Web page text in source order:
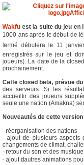
Wakfu est la suite du jeu en
1000 ans après le début de
fermé débutera le 11
enregistrés sur le jeu et
joueurs). La date de la
prochainement.
Cette closed beta, prévue
des serveurs. Si les
accueillir des joueurs
seule une nation (Amakna)
Nouveautés de cette version
- réorganisation des nations
- ajout de plusieurs aspects
changements de climat,
- retour du son et des
- ajout dautres animations